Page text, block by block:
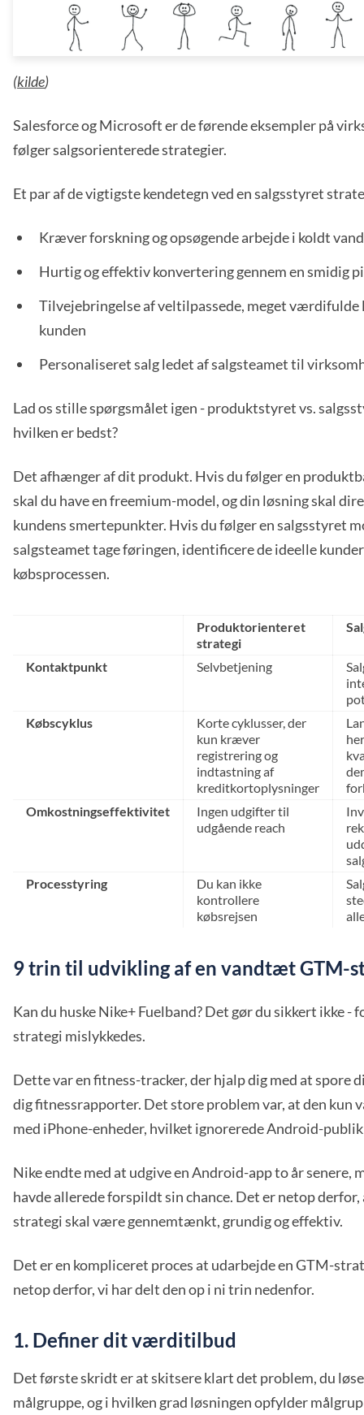
(kilde)
Salesforce og Microsoft er de førende eksempler på
følger salgsorienterede strategier.
Et par af de vigtigste kendetegn ved en salgsstyret
Kræver forskning og opsøgende arbejde i koldt vand
Hurtig og effektiv konvertering gennem en smidig
Tilvejebringelse af veltilpassede, meget
kunden
Personaliseret salg ledet af salgsteamet til
Lad os stille spørgsmålet igen - produktstyret vs.
hvilken er bedst?
Det afhænger af dit produkt. Hvis du følger en
skal du have en freemium-model, og din løsning skal
kundens smertepunkter. Hvis du følger en salgsstyret
salgsteamet tage føringen, identificere de ideelle
købsprocessen.
Produktorienteret
strategi
Kontaktpunkt Selvbetjening
Købscyklus
Korte cyklusser, der
kun kræver
registrering og
indtastning af
kreditkortoplysninger
Omkostningseffektivitet
Ingen udgifter til
udgående reach
Processtyring
Du kan ikke
kontrollere
købsrejsen
9 trin til udvikling af en vandtæt GTM-
Kan du huske Nike+ Fuelband? Det gør du sikkert ikke -
strategi mislykkedes.
Dette var en fitness-tracker, der hjalp dig med at spore
dig fitnessrapporter. Det store problem var, at den kun
med iPhone-enheder, hvilket ignorerede Android-
Nike endte med at udgive en Android-app to år senere,
havde allerede forspildt sin chance. Det er netop
strategi skal være gennemtænkt, grundig og effektiv.
Det er en kompliceret proces at udarbejde en GTM-
netop derfor, vi har delt den op i ni trin nedenfor.
1. Definer dit værditilbud
Det første skridt er at skitsere klart det problem, du
målgruppe, og i hvilken grad løsningen opfylder